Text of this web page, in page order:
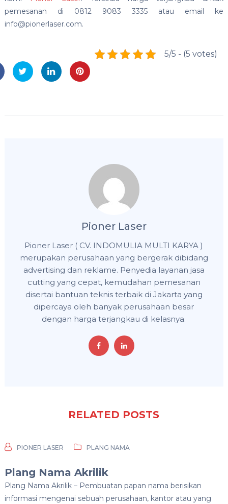
pemesanan di 0812 9083 3335 atau email ke
info@pionerlaser.com.
5/5 - (5 votes)
Pioner Laser
Pioner Laser ( CV. INDOMULIA MULTI KARYA )
merupakan perusahaan yang bergerak dibidang
advertising dan reklame. Penyedia layanan jasa
cutting yang cepat, kemudahan pemesanan
disertai bantuan teknis terbaik di Jakarta yang
dipercaya oleh banyak perusahaan besar
dengan harga terjangkau di kelasnya.
RELATED POSTS
PIONER LASER PLANG NAMA
Plang Nama Akrilik
Plang Nama Akrilik – Pembuatan papan nama berisikan
informasi mengenai sebuah perusahaan, kantor atau yang